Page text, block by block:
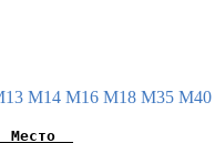
М14 М16 М18 М35 М40